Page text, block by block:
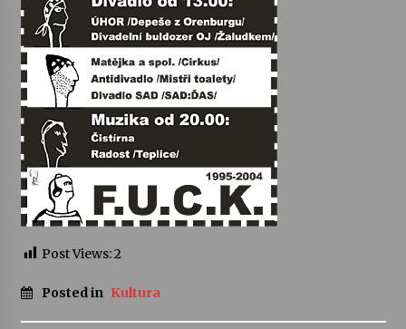
Za kulturou kousek za Humpolec. V Želivě ožije
odkaz Josefa Čapka
13. 7. 2026
Varhanní recitál Michala Novenka v Klášteře
Želiv
3. 7. 2026
Petr Adamec – Malovaný svět
30. 6. 2026
Post Views:2
Posted in Kultura